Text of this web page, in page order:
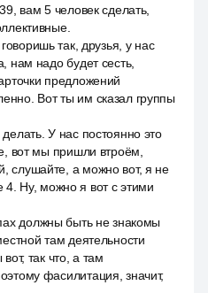
вам 5 человек сделать,
так, друзья, у нас
нам надо будет сесть,
предложений
Вот ты им сказал группы
У нас постоянно это
вот мы пришли втроём,
слушайте, а можно вот, я не
4. Ну, можно я вот с этими
должны быть не знакомы
там деятельности
так что, а там
фасилитация, значит,